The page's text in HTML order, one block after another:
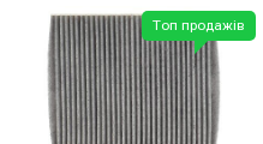
Топ продажів